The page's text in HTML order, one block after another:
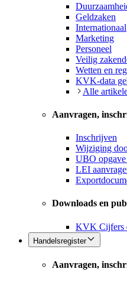
Geldzaken
Internationaal
Marketing
Personeel
Veilig
Wetten en
KVK-data
Alle
Aanvragen,
Inschrijven
Wijziging
UBO opgave
LEI
Downloads en
KVK Cijfers
Handelsregister
Aanvragen,